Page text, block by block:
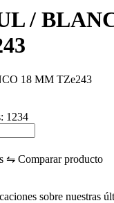
/
18 MM TZe243
1234
⇋ Comparar producto
sobre nuestras